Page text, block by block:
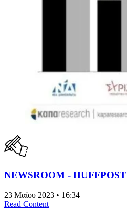
NEWSROOM - HUFFPOST
23 Μαΐου 2023 • 16:34
Read Content